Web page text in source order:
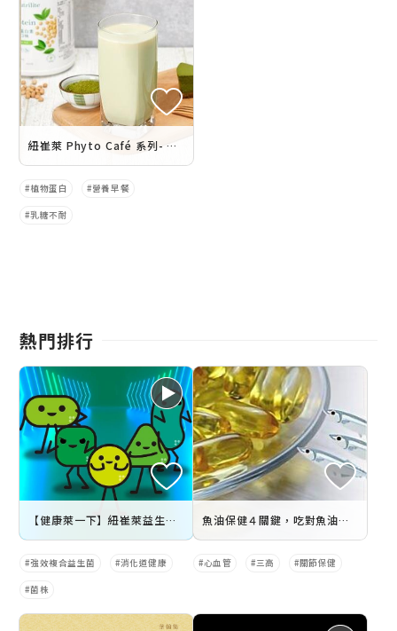
紐崔萊 Phyto Café 系列- 優蛋白豆乳 2024年1月3日暖心上線
植物蛋白 營養早餐
乳糖不耐
熱門排行
【健康萊一下】紐崔萊益生菌_好菌基因強效如一
強效複合益生菌 消化道健康
菌株
魚油保健４關鍵，吃對魚油營養吸收高３倍！
心血管 三高 關節保健